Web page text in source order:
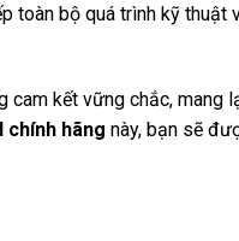
toàn bộ quá trình kỹ thuật
cam kết vững chắc, mang
chính hãng này, bạn sẽ